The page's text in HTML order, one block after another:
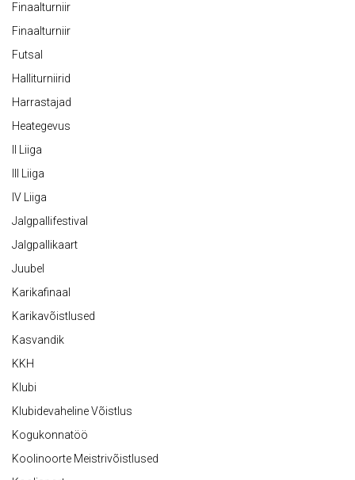
Finaalturniir
Finaalturniir
Futsal
Halliturniirid
Harrastajad
Heategevus
II Liiga
III Liiga
IV Liiga
Jalgpallifestival
Jalgpallikaart
Juubel
Karikafinaal
Karikavõistlused
Kasvandik
KKH
Klubi
Klubidevaheline Võistlus
Kogukonnatöö
Koolinoorte Meistrivõistlused